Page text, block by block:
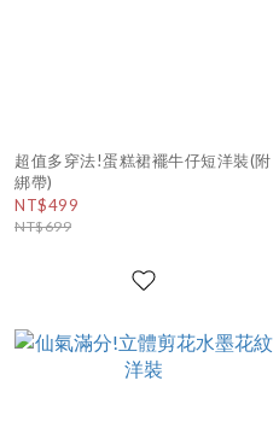
超值多穿法!蛋糕裙襬牛仔短洋裝(附
綁帶)
NT$499
NT$699